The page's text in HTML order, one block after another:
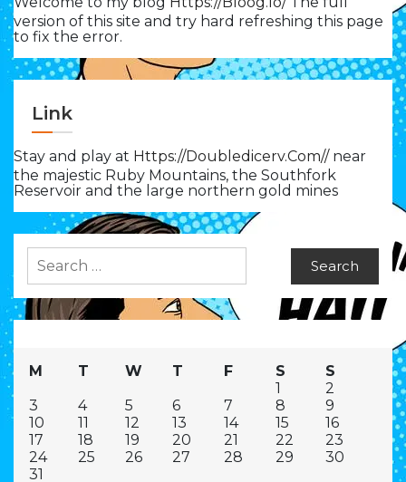
version of this site and try hard refreshing this page
to fix the error.
Link
Stay and play at Https://doubledicerv.com// near
the majestic Ruby Mountains, the Southfork
Reservoir and the large northern gold mines
for:
M T W T F S
S
1
2
3
4 5 6 7 8
9
10
11 12 13 14 15
16
17
18 19 20 21 22
23
24
25 26 27 28 29
30
31